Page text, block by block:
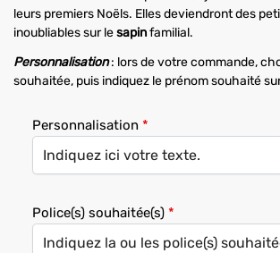
leurs premiers Noëls. Elles deviendront des
inoubliables sur lesapinfamilial.
Personnalisation : lors de votre commande,
souhaitée, puis indiquez le prénom souhaité
Personnalisation *
Police(s) souhaitée(s) *